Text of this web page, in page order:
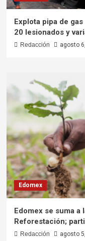
Explota pipa de
20 lesionados y
Redacción agosto
Edomex
Edomex se suma a
Reforestación;
Redacción agosto